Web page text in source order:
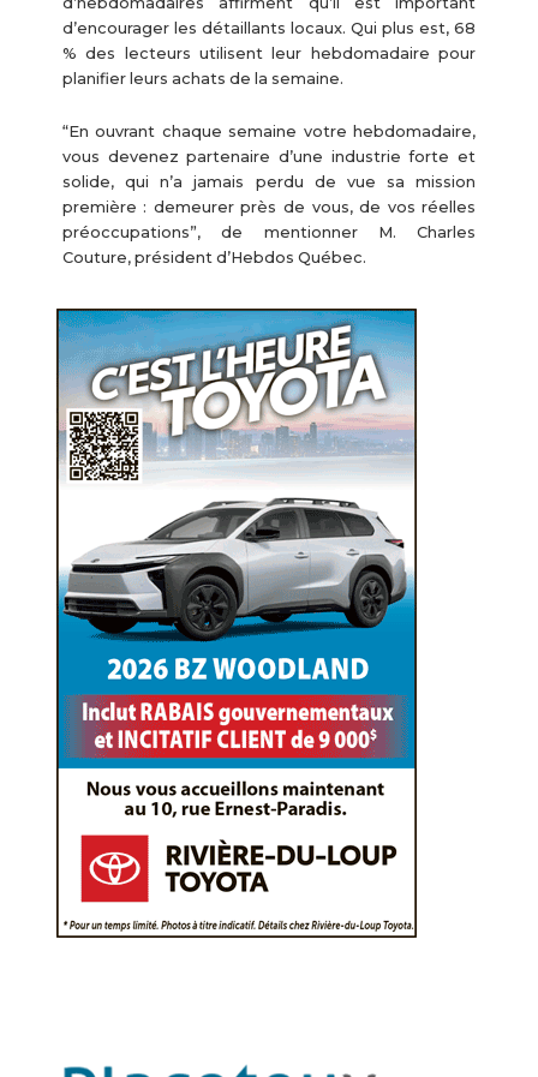
d’encourager les détaillants locaux. Qui plus est, 68
% des lecteurs utilisent leur hebdomadaire pour
planifier leurs achats de la semaine.
“En ouvrant chaque semaine votre hebdomadaire,
vous devenez partenaire d’une industrie forte et
solide, qui n’a jamais perdu de vue sa mission
première : demeurer près de vous, de vos réelles
préoccupations”, de mentionner M. Charles
Couture, président d’Hebdos Québec.